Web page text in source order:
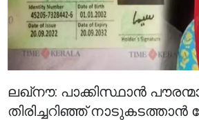
ലഖ്‌നൗ: പാക്കിസ്ഥാൻ
തിരിച്ചറിഞ്ഞ് നാടുകടത്താൻ